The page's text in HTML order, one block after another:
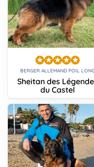
BERGER ALLEMAND POIL
Sheitan des
du Castel